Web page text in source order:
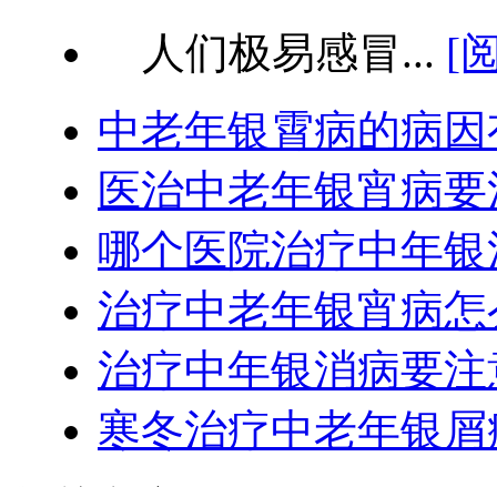
人们极易感冒... [
中老年银霄病的病
医治中老年银宵病
哪个医院治疗中年
治疗中老年银宵病
治疗中年银消病要
寒冬治疗中老年银